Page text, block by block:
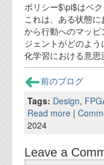
FAQ
お問い合わせ
ポリシー$\pi$はベ
これは、ある状態
から行動へのマッ
ジェントがどのよ
化学習における意思
前のブログ
Tags: Design,
Read more |
2024
Leave a